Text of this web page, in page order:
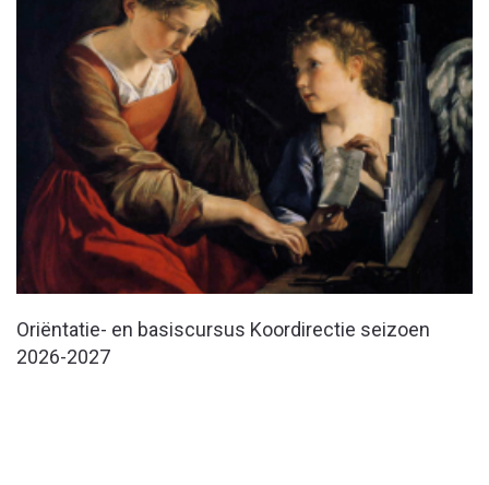
Oriëntatie- en basiscursus Koordirectie seizoen
2026-2027